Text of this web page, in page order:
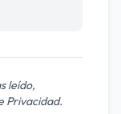
leído,
Privacidad.